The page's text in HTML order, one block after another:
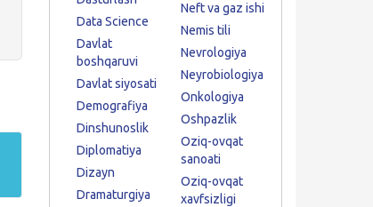
Data Science
Davlat
boshqaruvi
Davlat siyosati
Demografiya
Dinshunoslik
Diplomatiya
Dizayn
Dramaturgiya
Neft va gaz ishi
Nemis tili
Nevrologiya
Neyrobiologiya
Onkologiya
Oshpazlik
Oziq-ovqat
sanoati
Oziq-ovqat
xavfsizligi